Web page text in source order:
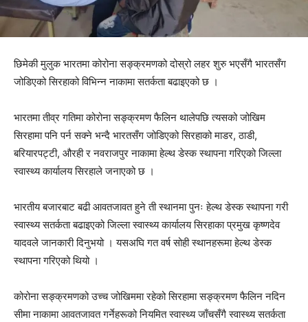
छिमेकी मुलुक भारतमा कोरोना सङ्क्रमणको दोस्रो लहर शुरु भएसँगै भारतसँग
जोडिएको सिरहाको विभिन्न नाकामा सतर्कता बढाइएको छ ।
भारतमा तीव्र गतिमा कोरोना सङ्क्रमण फैलिन थालेपछि त्यसको जोखिम
सिरहामा पनि पर्न सक्ने भन्दै भारतसँग जोडिएको सिरहाको माडर, ठाडी,
बरियारपट्टी, औरही र नवराजपुर नाकामा हेल्थ डेस्क स्थापना गरिएको जिल्ला
स्वास्थ्य कार्यालय सिरहाले जनाएको छ ।
भारतीय बजारबाट बढी आवतजावत हुने ती स्थानमा पुनः हेल्थ डेस्क स्थापना गरी
स्वास्थ्य सतर्कता बढाइएको जिल्ला स्वास्थ्य कार्यालय सिरहाका प्रमुख कृष्णदेव
यादवले जानकारी दिनुभयो । यसअघि गत वर्ष सोही स्थानहरूमा हेल्थ डेस्क
स्थापना गरिएको थियो ।
कोरोना सङ्क्रमणको उच्च जोखिममा रहेको सिरहामा सङ्क्रमण फैलिन नदिन
सीमा नाकामा आवतजावत गर्नेहरूको नियमित स्वास्थ्य जाँचसँगै स्वास्थ्य सतर्कता